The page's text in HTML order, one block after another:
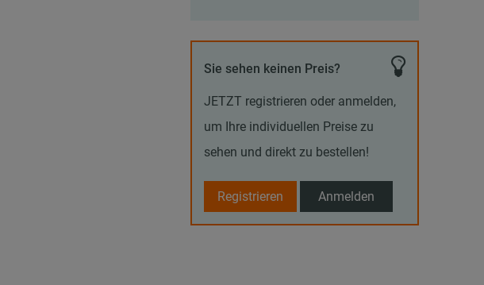
Sie sehen keinen Preis?
JETZT registrieren oder anmelden,
um Ihre individuellen Preise zu
sehen und direkt zu bestellen!
Registrieren Anmelden